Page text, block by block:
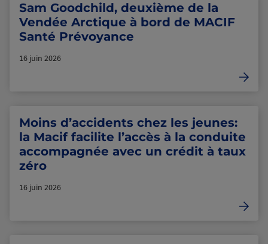
Sam Goodchild, deuxième de la
Vendée Arctique à bord de MACIF
Santé Prévoyance
16 juin 2026
Moins d’accidents chez les jeunes:
la Macif facilite l’accès à la conduite
accompagnée avec un crédit à taux
zéro
16 juin 2026